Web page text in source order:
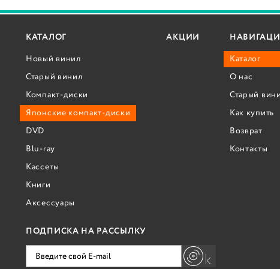
КАТАЛОГ
Новый винил
Старый винил
Компакт-диски
Японские компакт-диски
DVD
Blu-ray
Кассеты
Книги
Аксессуары
АКЦИИ
Каталог
О нас
Старый
Как купить
Возврат
Контакты
ПОДПИСКА НА РАССЫЛКУ
k